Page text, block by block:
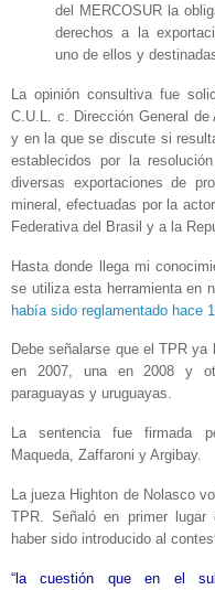
del MERCOSUR la
derechos a la
uno de ellos y
La opinión consultiva fue
C.U.L. c. Dirección General
y en la que se discute si
establecidos por la
diversas exportaciones de
mineral, efectuadas por la
Federativa del Brasil y a la
Hasta donde llega mi
se utiliza esta herramienta en
había sido reglamentado hace
Debe señalarse que el TPR
en 2007, una en 2008 y
paraguayas y uruguayas.
La sentencia fue firmada
Maqueda, Zaffaroni y Argibay.
La jueza Highton de Nolasco
TPR. Señaló en primer lugar
haber sido introducido al
“la cuestión que en el